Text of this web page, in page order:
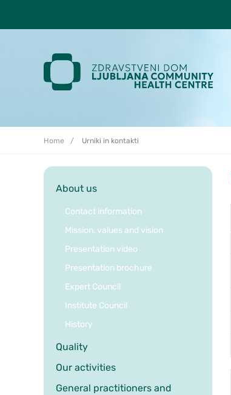
Home Urniki in kontakti
About us
Contact information
Mission, values and vision
Presentation video
Presentation brochure
Expert Council
Institute Council
History
Quality
Our activities
General practitioners and